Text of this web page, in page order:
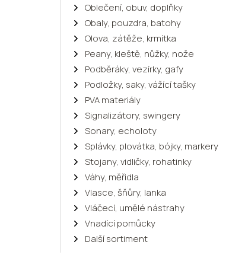
Oblečení, obuv, doplňky
Obaly, pouzdra, batohy
Olova, zátěže, krmítka
Peany, kleště, nůžky, nože
Podběráky, vezírky, gafy
Podložky, saky, vážící tašky
PVA materiály
Signalizátory, swingery
Sonary, echoloty
Splávky, plovátka, bójky, markery
Stojany, vidličky, rohatinky
Váhy, měřidla
Vlasce, šňůry, lanka
Vláčecí, umělé nástrahy
Vnadící pomůcky
Další sortiment